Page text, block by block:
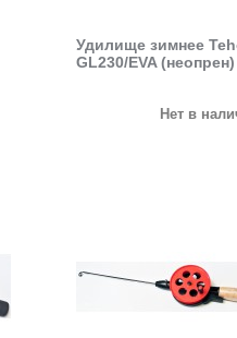
Удилище зимнее
GL230/EVA (неопрен)
Нет в